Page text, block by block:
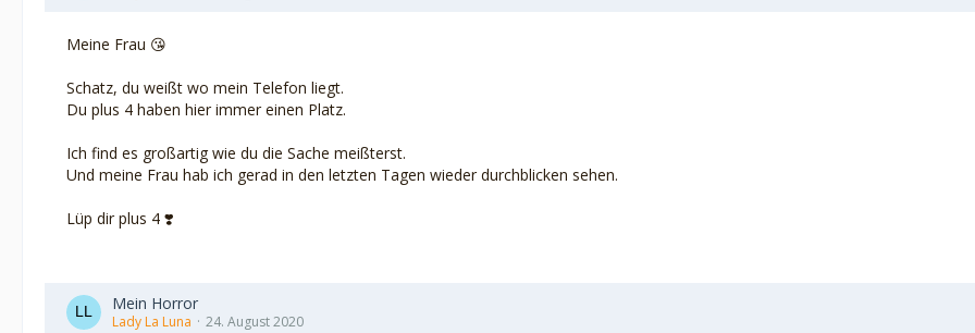
Meine Frau 😘
Schatz, du weißt wo mein Telefon liegt.
Du plus 4 haben hier immer einen Platz.
Ich find es großartig wie du die Sache meißterst.
Und meine Frau hab ich gerad in den letzten Tagen wieder durchblicken sehen.
Lüp dir plus 4 ❣️
Mein Horror
Lady La Luna 24. August 2020